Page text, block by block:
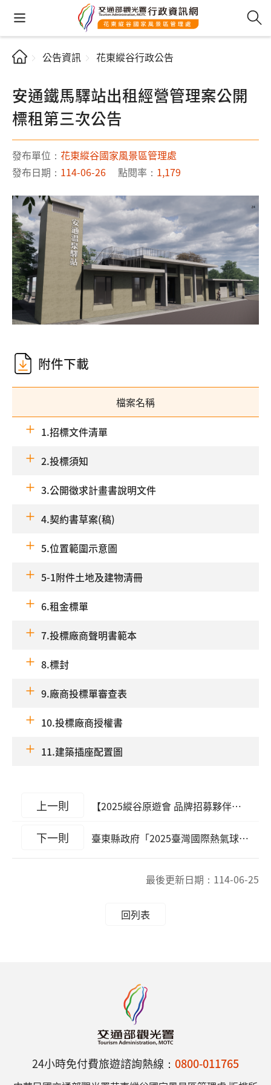
公告資訊 花東縱谷行政公告
安通鐵馬驛站出租經營管理案公開
標租第三次公告
發布單位： 花東縱谷國家風景區管理處
發布日期： 114-06-26 點閱率： 1,179
附件下載
檔案名稱
1.招標文件清單
2.投標須知
3.公開徵求計畫書說明文件
4.契約書草案(稿)
5.位置範圍示意圖
5-1附件土地及建物清冊
6.租金標單
7.投標廠商聲明書範本
8.標封
9.廠商投標單審查表
10.投標廠商授權書
11.建築插座配置圖
上一則 【2025縱谷原遊會 品牌招募夥伴甄選】 第一階段書面審查入選單位
下一則 臺東縣政府「2025臺灣國際熱氣球嘉年華」暨「2025東浪嘉年華」禁止遙控無人機飛航活動之區域及時間公告
最後更新日期： 114-06-25
回列表
24小時免付費旅遊諮詢熱線： 0800-011765